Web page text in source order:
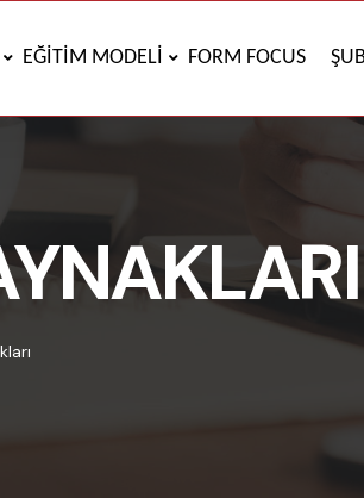
EĞİTİM MODELİ FORM FOCUS